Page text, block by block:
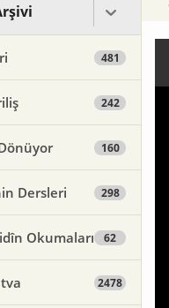
481
242
160
Dersleri 298
Okumaları 62
2478